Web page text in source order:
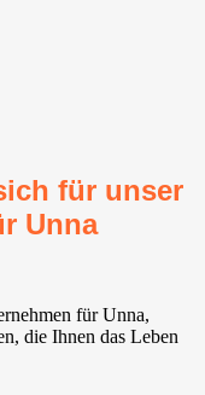
für unser
Unna
für Unna,
die Ihnen das Leben